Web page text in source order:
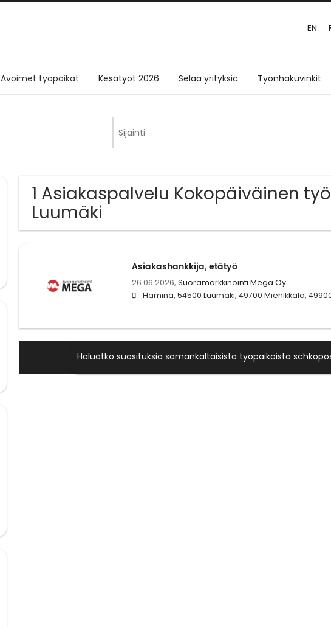
EN
Avoimet työpaikat Kesätyöt 2026 Selaa yrityksiä Työnhakuvinkit
1 Asiakaspalvelu Kokopäiväinen
Luumäki
Asiakashankkija, etätyö
26.06.2026, Suoramarkkinointi Mega Oy
Hamina, 54500 Luumäki, 49700 Miehikkälä,
Haluatko suosituksia samankaltaisista työpaikoista